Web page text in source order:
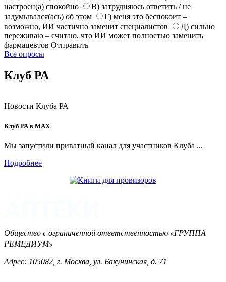
настроен(а) спокойно
В) затрудняюсь ответить / не
задумывался(ась) об этом
Г) меня это беспокоит –
возможно, ИИ частично заменит специалистов
Д) сильно
переживаю – считаю, что ИИ может полностью заменить
фармацевтов Отправить
Все опросы
Клуб РА
Новости Клуба РА
Клуб РА в MAX
Мы запустили приватный канал для участников Клуба ...
Подробнее
Общество с ограниченной ответственностью «ГРУППА
РЕМЕДИУМ»
Адрес: 105082, г. Москва, ул. Бакунинская, д. 71